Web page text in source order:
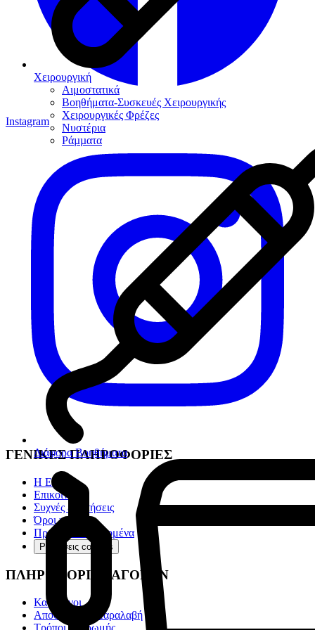
Χειρουργική
Αιμοστατικά
Βοηθήματα-Συσκευές Χειρουργικής
Χειρουργικές Φρέζες
Νυστέρια
Ράµµατα
Διάφορα Βοηθήματα
Instagram
ΓΕΝΙΚΕΣ ΠΛΗΡΟΦΟΡΙΕΣ
Η Εταιρία
Επικοινωνία
Συχνές ερωτήσεις
Όροι χρήσης
Προσωπικά Δεδομένα
Ρυθμίσεις cookies
ΠΛΗΡΟΦΟΡΙΕΣ ΑΓΟΡΩΝ
Κατάλογοι
Αποστολή & Παραλαβή
Τρόποι πληρωμής